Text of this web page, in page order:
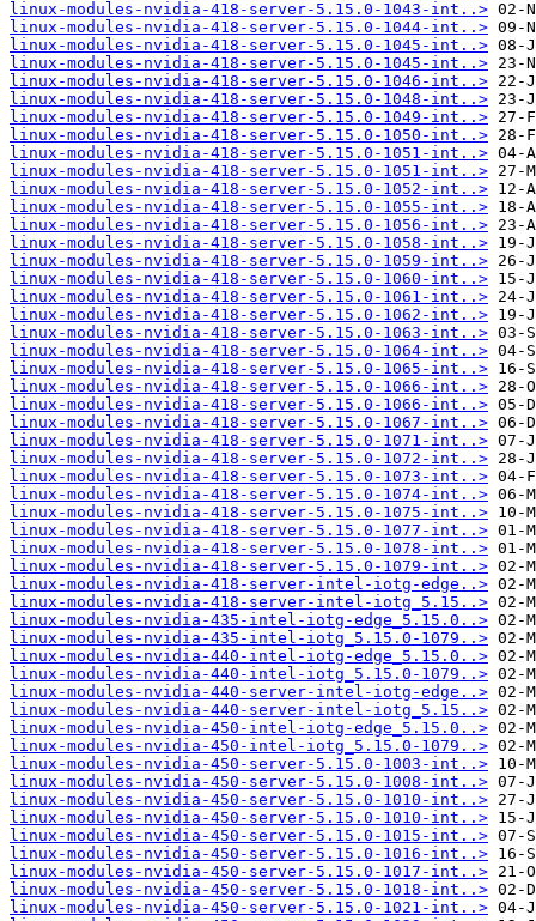
linux-modules-nvidia-418-server-5.15.0-1043-int..>
linux-modules-nvidia-418-server-5.15.0-1044-int..>
linux-modules-nvidia-418-server-5.15.0-1045-int..>
linux-modules-nvidia-418-server-5.15.0-1045-int..>
linux-modules-nvidia-418-server-5.15.0-1046-int..>
linux-modules-nvidia-418-server-5.15.0-1048-int..>
linux-modules-nvidia-418-server-5.15.0-1049-int..>
linux-modules-nvidia-418-server-5.15.0-1050-int..>
linux-modules-nvidia-418-server-5.15.0-1051-int..>
linux-modules-nvidia-418-server-5.15.0-1051-int..>
linux-modules-nvidia-418-server-5.15.0-1052-int..>
linux-modules-nvidia-418-server-5.15.0-1055-int..>
linux-modules-nvidia-418-server-5.15.0-1056-int..>
linux-modules-nvidia-418-server-5.15.0-1058-int..>
linux-modules-nvidia-418-server-5.15.0-1059-int..>
linux-modules-nvidia-418-server-5.15.0-1060-int..>
linux-modules-nvidia-418-server-5.15.0-1061-int..>
linux-modules-nvidia-418-server-5.15.0-1062-int..>
linux-modules-nvidia-418-server-5.15.0-1063-int..>
linux-modules-nvidia-418-server-5.15.0-1064-int..>
linux-modules-nvidia-418-server-5.15.0-1065-int..>
linux-modules-nvidia-418-server-5.15.0-1066-int..>
linux-modules-nvidia-418-server-5.15.0-1066-int..>
linux-modules-nvidia-418-server-5.15.0-1067-int..>
linux-modules-nvidia-418-server-5.15.0-1071-int..>
linux-modules-nvidia-418-server-5.15.0-1072-int..>
linux-modules-nvidia-418-server-5.15.0-1073-int..>
linux-modules-nvidia-418-server-5.15.0-1074-int..>
linux-modules-nvidia-418-server-5.15.0-1075-int..>
linux-modules-nvidia-418-server-5.15.0-1077-int..>
linux-modules-nvidia-418-server-5.15.0-1078-int..>
linux-modules-nvidia-418-server-5.15.0-1079-int..>
linux-modules-nvidia-418-server-intel-iotg-edge..>
linux-modules-nvidia-418-server-intel-iotg_5.15..>
linux-modules-nvidia-435-intel-iotg-edge_5.15.0..>
linux-modules-nvidia-435-intel-iotg_5.15.0-1079..>
linux-modules-nvidia-440-intel-iotg-edge_5.15.0..>
linux-modules-nvidia-440-intel-iotg_5.15.0-1079..>
linux-modules-nvidia-440-server-intel-iotg-edge..>
linux-modules-nvidia-440-server-intel-iotg_5.15..>
linux-modules-nvidia-450-intel-iotg-edge_5.15.0..>
linux-modules-nvidia-450-intel-iotg_5.15.0-1079..>
linux-modules-nvidia-450-server-5.15.0-1003-int..>
linux-modules-nvidia-450-server-5.15.0-1008-int..>
linux-modules-nvidia-450-server-5.15.0-1010-int..>
linux-modules-nvidia-450-server-5.15.0-1010-int..>
linux-modules-nvidia-450-server-5.15.0-1015-int..>
linux-modules-nvidia-450-server-5.15.0-1016-int..>
linux-modules-nvidia-450-server-5.15.0-1017-int..>
linux-modules-nvidia-450-server-5.15.0-1018-int..>
linux-modules-nvidia-450-server-5.15.0-1021-int..>